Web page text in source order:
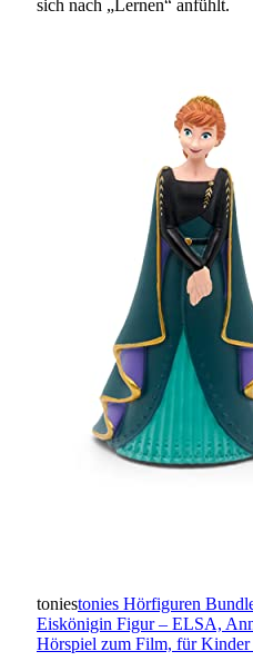
sich nach „Lernen“ anfühlt.
toniestonies Hörfiguren
Eiskönigin Figur – ELSA,
Hörspiel zum Film, für Kinder